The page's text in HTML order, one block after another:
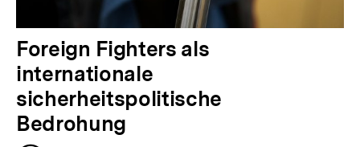
Foreign Fighters als
internationale
sicherheitspolitische
Bedrohung